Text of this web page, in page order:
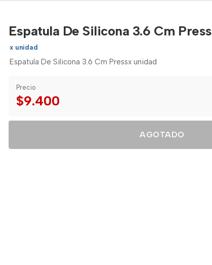
Espatula De Silicona 3.6 Cm Press
x unidad
Espatula De Silicona 3.6 Cm Pressx unidad
Precio
$9.400
AGOTADO